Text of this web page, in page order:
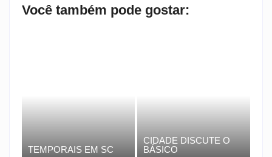
Você também pode gostar:
TEMPORAIS EM SC
CIDADE DISCUTE O
BÁSICO